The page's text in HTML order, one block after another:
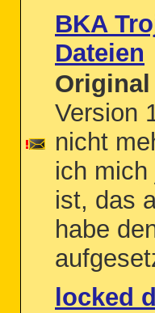
BKA
Dateien
Original
Version
nicht
ich
ist, das
habe
locked